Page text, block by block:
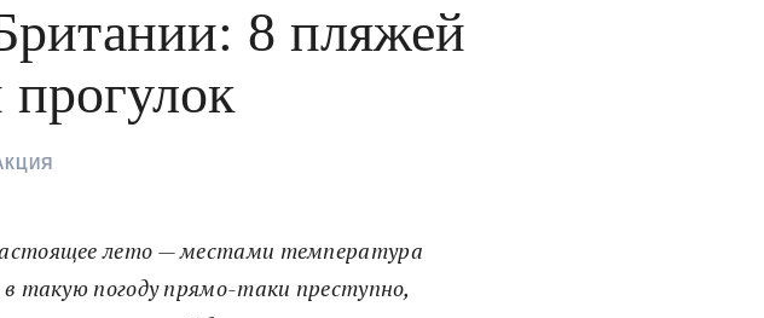
8 пляжей
лето — местами температура
такую погоду прямо-таки преступно,